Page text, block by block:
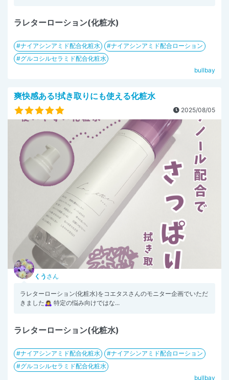
ラレターローション(化粧水)
ナイアシンアミド配合化粧水
ナイアシンアミド配合ローション
グルコシルセラミド配合化粧水
bullbay
爽快感ある!拭き取りにも使える化粧水
2025/08/05
くう さん
ラレターローション(化粧水)をコエタスさんのモニター企画でいただ
きました🙇‍♀ 特定の悩み向けではな...
ラレターローション(化粧水)
ナイアシンアミド配合化粧水
ナイアシンアミド配合ローション
グルコシルセラミド配合化粧水
bullbay